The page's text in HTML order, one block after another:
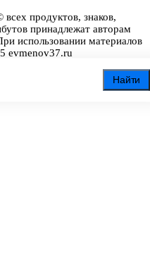
Найти
продуктов, знаков,
принадлежат авторам
использовании материалов
evmenov37.ru